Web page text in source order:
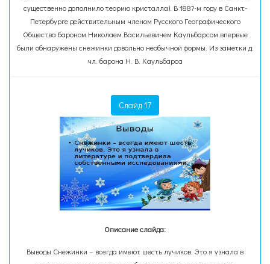
существенно дополнило теорию кристалла). В 188?-м году в Санкт-
Петербурге действительным членом Русского Географического
Общества бароном Николаем Васильевичем Каульбарсом впервые
были обнаружены снежинки довольно необычной формы. Из заметки д.
чл. барона Н. В. Каульбарса
Слайд 17
Описание слайда:
Выводы Снежинки – всегда имеют шесть лучиков. Это я узнала в